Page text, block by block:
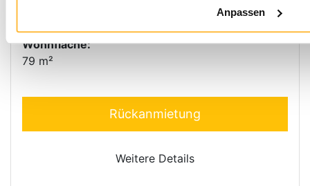
Anpassen
Wohnfläche:
79 m²
Rückanmietung
Weitere Details